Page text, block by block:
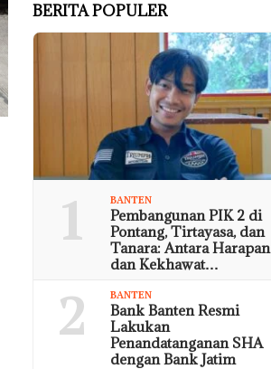
BERITA POPULER
1 BANTEN
Pembangunan PIK 2 di
Pontang, Tirtayasa, dan
Tanara: Antara Harapan
dan Kekhawat…
2 BANTEN
Bank Banten Resmi
Lakukan
Penandatanganan SHA
dengan Bank Jatim